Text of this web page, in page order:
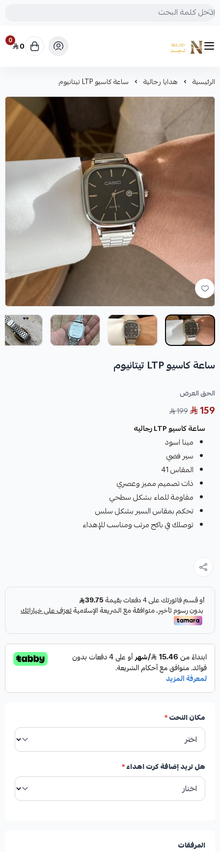
متجر نجد
0 0
الرئيسية هدايا رجالية ساعة كاسيو LTP تيتانيوم
ساعة كاسيو LTP تيتانيوم
الحق العرض
159
199
ساعة كاسيو LTP رجاليه
مينا اسود
سير فضي
المقاس 41
ذات تصميم مميز وعصري
مقاومة للماء بشكل سطحي
تحكم بمقاس السير بشكل سلس
توصلك في باكج مرتب ومناسب للإهداء
مكان النحت*
هل تريد إضافة كرت اهداء*
المرفقات